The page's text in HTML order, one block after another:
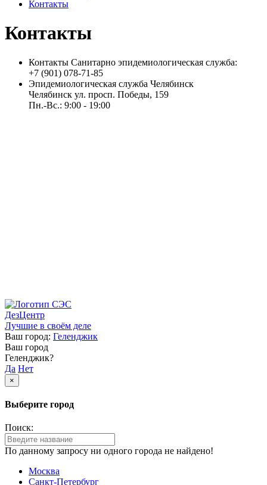
Контакты
Контакты
Контакты Санитарно эпидемиологическая служба:
+7 (901) 078-71-85
Эпидемиологическая служба Челябинск
Челябинск ул. просп. Победы, 159
Пн.-Вс.: 9:00 - 19:00
ДезЦентр
Лучшие в своём деле
Ваш город: Геленджик
Ваш город
Геленджик?
Да Нет
×
Выберите город
Поиск:
По данному запросу ни одного города не найдено!
Москва
Санкт-Петербург